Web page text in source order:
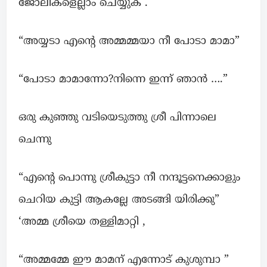
ജോലികളെല്ലാം ചെയ്യുക .
“അയ്യടാ എന്റെ അമ്മമ്മയാ നീ പോടാ മാമാ”
“പോടാ മാമാന്നോ?നിന്നെ ഇന്ന് ഞാൻ ….”
ഒരു കുഞ്ഞു വടിയെടുത്തു ശ്രീ പിന്നാലെ
ചെന്നു
“എന്റെ പൊന്നു ശ്രീകുട്ടാ നീ നന്ദൂട്ടനെക്കാളും
ചെറിയ കുട്ടി ആകല്ലേ അടങ്ങി യിരിക്കു”
‘അമ്മ ശ്രീയെ തള്ളിമാറ്റി ,
“അമ്മമ്മേ ഈ മാമന് എന്നോട് കുശുമ്പാ ”